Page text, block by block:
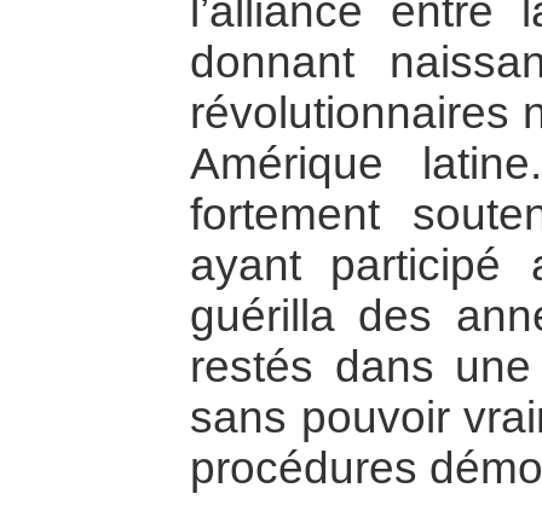
l’alliance entre
donnant
révolutionnaires
Amérique
fortement
ayant participé
guérilla des
restés dans
sans pouvoir
procédures